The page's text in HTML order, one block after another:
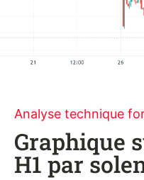
Analyse technique
Graphique
H1 par